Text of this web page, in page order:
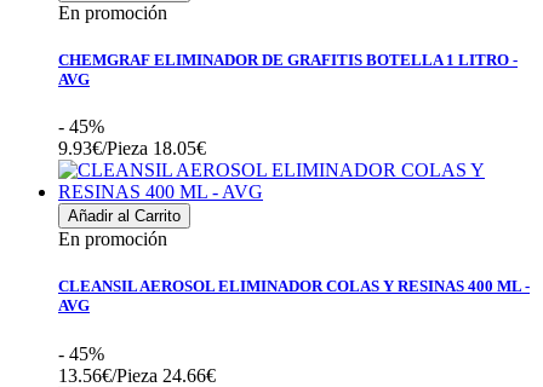
En promoción
CHEMGRAF ELIMINADOR DE GRAFITIS BOTELLA 1 LITRO -
AVG
- 45%
9.93€/Pieza 18.05€
Añadir al Carrito
En promoción
CLEANSIL AEROSOL ELIMINADOR COLAS Y RESINAS 400 ML -
AVG
- 45%
13.56€/Pieza 24.66€